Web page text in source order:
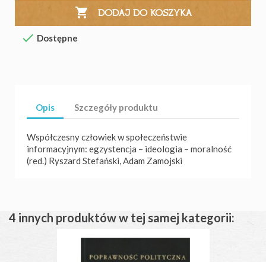
 DODAJ DO KOSZYKA
 Dostępne
Opis Szczegóły produktu
Współczesny człowiek w społeczeństwie
informacyjnym: egzystencja – ideologia – moralność
(red.) Ryszard Stefański, Adam Zamojski
4 innych produktów w tej samej kategorii: